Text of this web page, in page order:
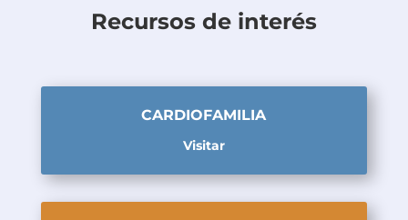
Recursos de interés
CARDIOFAMILIA
Visitar